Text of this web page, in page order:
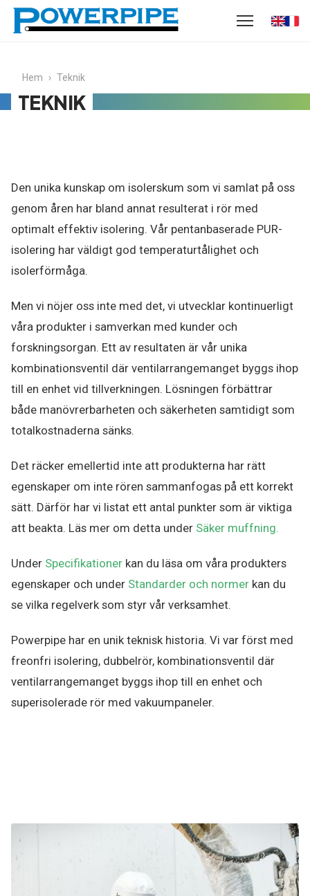
Hem › Teknik
TEKNIK
Den unika kunskap om isolerskum som vi samlat på oss
genom åren har bland annat resulterat i rör med
optimalt effektiv isolering. Vår pentanbaserade PUR-
isolering har väldigt god temperaturtålighet och
isolerförmåga.
Men vi nöjer oss inte med det, vi utvecklar kontinuerligt
våra produkter i samverkan med kunder och
forskningsorgan. Ett av resultaten är vår unika
kombinationsventil där ventilarrangemanget byggs ihop
till en enhet vid tillverkningen. Lösningen förbättrar
både manövrerbarheten och säkerheten samtidigt som
totalkostnaderna sänks.
Det räcker emellertid inte att produkterna har rätt
egenskaper om inte rören sammanfogas på ett korrekt
sätt. Därför har vi listat ett antal punkter som är viktiga
att beakta. Läs mer om detta under Säker muffning.
Under Specifikationer kan du läsa om våra produkters
egenskaper och under Standarder och normer kan du
se vilka regelverk som styr vår verksamhet.
Powerpipe har en unik teknisk historia. Vi var först med
freonfri isolering, dubbelrör, kombinationsventil där
ventilarrangemanget byggs ihop till en enhet och
superisolerade rör med vakuumpaneler.